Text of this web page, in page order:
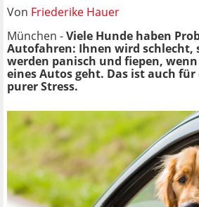
Von Friederike Hauer
München -Viele Hunde haben
Autofahren: Ihnen wird schlecht,
werden panisch und fiepen,
eines Autos geht. Das ist auch
purer Stress.